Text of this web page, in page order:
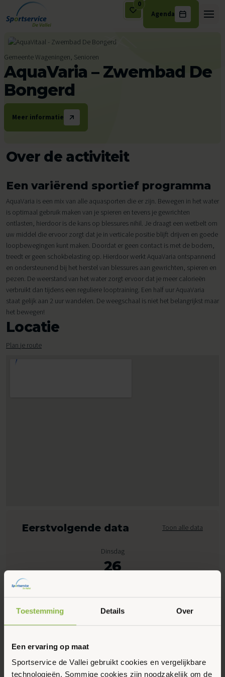
Toestemming Details Over
Een ervaring op maat
Sportservice de Vallei gebruikt cookies en vergelijkbare
technologieën. Sommige cookies zijn noodzakelijk om de
Ga naar de inhoud
0
Agenda
Gemeente Wageningen, Senioren
AquaVaria – Zwembad De
Bongerd
Meer informatie
Over de activiteit
Een variërend sportief programma
AquaVaria is een mix van alle aquasporten die er zijn. Bewegen in het water
is optimaal gebruik maken van je spieren en tevens je gewrichten
ontlasten, hierdoor is de kans op blessures nihil. Je draagt een wetbelt om
uw middel die ervoor zorgt dat je in verticale positie blijft drijven en goede
loopbewegingen kunt maken. Doordat er geen contact is met de bodem,
treedt er geen schokbelasting op. Hierdoor werkt AquaVaria ontspannend
en ondersteunend bij het herstel van blessures aan gewrichten, spieren en
pezen. De weerstand van het water zorgt ervoor dat je meer calorieën
verbruikt dan tijdens een reguliere looptraining. Een half uur AquaVaria
staat gelijk aan 2 uur wandelen. De weegschaal is niet het belangrijkst maar
het bewegen!
Locatie
Plan je route
Eerstvolgende data Toon alle data
Dinsdag
26
09:00 - 10:00
Bornsesteeg 4, Wageningen
Meer informatie